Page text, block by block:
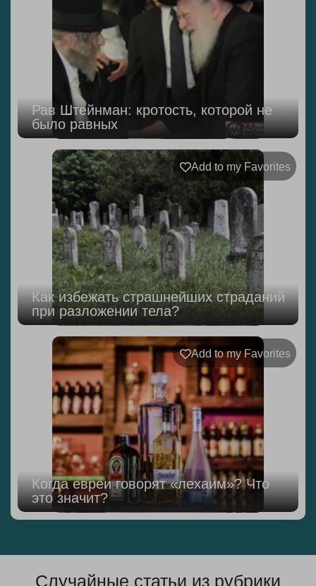
Рав Штейнман: кротость, которой не
было равных
Add to my Favorites
Как избежать страшнейших страданий
при разложении тела?
Add to my Favorites
Когда евреи говорят «лехаим»? Что
это значит?
Случайные статьи из рубрики